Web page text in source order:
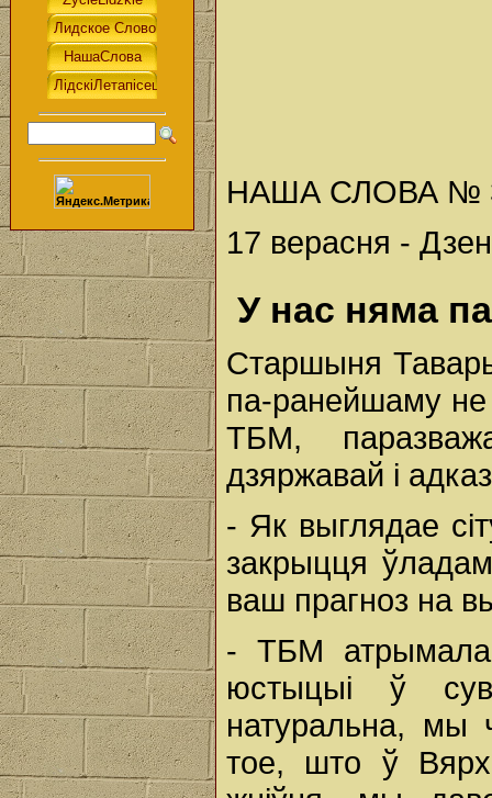
НАША СЛОВА №
17 верасня -
У нас няма
Старшыня
па-ранейшаму
ТБМ,
дзяржавай і
- Як выглядае
закрыцця
ваш прагноз на
- ТБМ атрымала
юстыцыі ў
натуральна, мы
тое, што ў